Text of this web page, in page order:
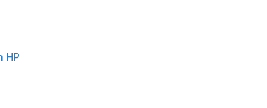
HP